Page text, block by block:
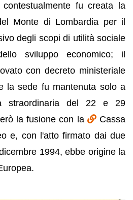
fu creata la
Monte di Lombardia per il
degli scopi di utilità sociale
sviluppo economico; il
con decreto ministeriale
la sede fu mantenuta solo a
straordinaria del 22 e 29
la fusione con la
Cassa
e, con l'atto firmato dai due
1994, ebbe origine la